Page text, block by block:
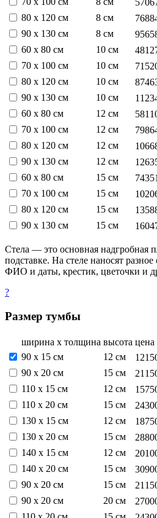
80 х 120 см
8 см
90 х 130 см
8 см
60 х 80 см
10 см
70 х 100 см
10 см
80 х 120 см
10 см
90 х 130 см
10 см
60 х 80 см
12 см
70 х 100 см
12 см
80 х 120 см
12 см
90 х 130 см
12 см
60 х 80 см
15 см
70 х 100 см
15 см
80 х 120 см
15 см
90 х 130 см
15 см
Стела — это основная надгробная
подставке. На стеле наносят
ФИО и даты, крестик, цветочки и
?
Размер тумбы
ширина х толщина высота цена
90 х 15 см
12 см
90 х 20 см
15 см
110 х 15 см
12 см
110 х 20 см
15 см
130 х 15 см
12 см
130 х 20 см
15 см
140 х 15 см
12 см
140 х 20 см
15 см
90 х 20 см
15 см
90 х 20 см
20 см